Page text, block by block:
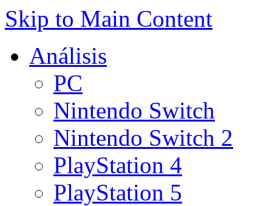
Skip to Main Content
Análisis
PC
Nintendo Switch
Nintendo Switch 2
PlayStation 4
PlayStation 5